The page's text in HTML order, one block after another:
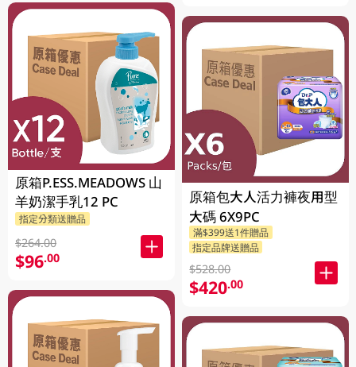
原箱P.ESS.MEADOWS 山
羊奶潔手乳12 PC
指定分類送贈品
$264.00
$96.00
原箱包大人活力褲夜用型
大碼 6X9PC
滿$399送1件贈品
指定品牌送贈品
$528.00
$420.00